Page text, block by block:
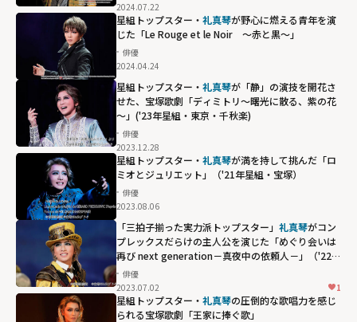
2024.07.22
星組トップスター・ 礼真琴が野心に燃える青年を演
じた「Le Rouge et le Noir ～赤と黒～」
俳優
2024.04.24
星組トップスター・ 礼真琴が「静」の演技を開花さ
せた、宝塚歌劇「ディミトリ～曙光に散る、紫の花
～」('23年星組・東京・千秋楽)
俳優
2023.12.28
星組トップスター・ 礼真琴が満を持して挑んだ「ロ
ミオとジュリエット」（'21年星組・宝塚）
俳優
2023.08.06
「三拍子揃った実力派トップスター」 礼真琴がコン
プレックスだらけの主人公を演じた「めぐり会いは
再び next generation－真夜中の依頼人－」（'22年
星組・東京・千秋楽）
俳優
2023.07.02
1
星組トップスター・ 礼真琴の圧倒的な歌唱力を感じ
られる宝塚歌劇「王家に捧ぐ歌」